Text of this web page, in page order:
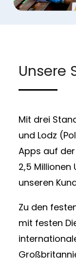
Unsere
Mit drei
und Lodz
Apps auf
2,5 Millionen
unseren
Zu den
mit festen